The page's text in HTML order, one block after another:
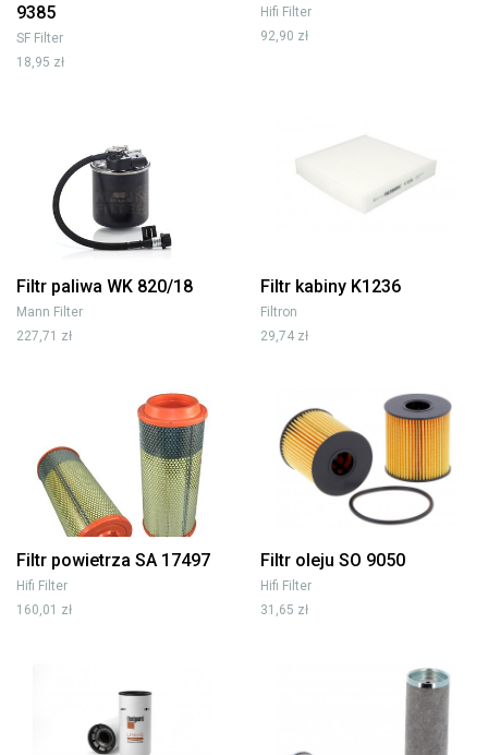
9385
SF Filter
18,95 zł
Hifi Filter
92,90 zł
Filtr paliwa WK 820/18
Mann Filter
227,71 zł
Filtr kabiny K1236
Filtron
29,74 zł
Filtr powietrza SA 17497
Hifi Filter
160,01 zł
Filtr oleju SO 9050
Hifi Filter
31,65 zł